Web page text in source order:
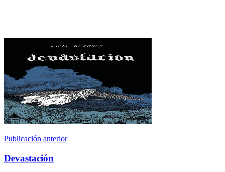
Publicación anterior
Devastación